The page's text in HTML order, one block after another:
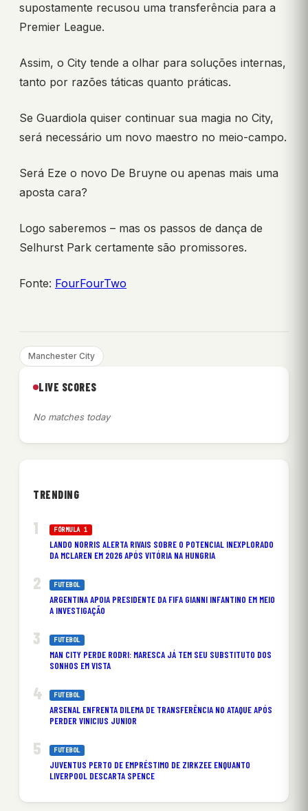
supostamente recusou uma transferência para a
Premier League.
Assim, o City tende a olhar para soluções internas,
tanto por razões táticas quanto práticas.
Se Guardiola quiser continuar sua magia no City,
será necessário um novo maestro no meio-campo.
Será Eze o novo De Bruyne ou apenas mais uma
aposta cara?
Logo saberemos – mas os passos de dança de
Selhurst Park certamente são promissores.
Fonte: FourFourTwo
Manchester City
LIVE SCORES
No matches today
TRENDING
FÓRMULA 1
LANDO NORRIS ALERTA RIVAIS SOBRE O POTENCIAL INEXPLORADO
DA MCLAREN EM 2026 APÓS VITÓRIA NA HUNGRIA
FUTEBOL
ARGENTINA APOIA PRESIDENTE DA FIFA GIANNI INFANTINO EM MEIO
A INVESTIGAÇÃO
FUTEBOL
MAN CITY PERDE RODRI: MARESCA JÁ TEM SEU SUBSTITUTO DOS
SONHOS EM VISTA
FUTEBOL
ARSENAL ENFRENTA DILEMA DE TRANSFERÊNCIA NO ATAQUE APÓS
PERDER VINICIUS JUNIOR
FUTEBOL
JUVENTUS PERTO DE EMPRÉSTIMO DE ZIRKZEE ENQUANTO
LIVERPOOL DESCARTA SPENCE